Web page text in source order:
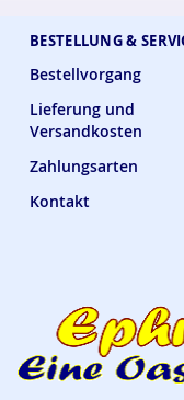
BESTELLUNG &
Bestellvorgang
Lieferung und
Versandkosten
Zahlungsarten
Kontakt